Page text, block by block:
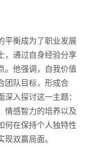
平衡成为了职业发展
，通过自身经验分享
。他强调，自我价值
团队目标，形成合
入探讨这一主题：
情感智力的培养以及
何在保持个人独特性
双赢局面。